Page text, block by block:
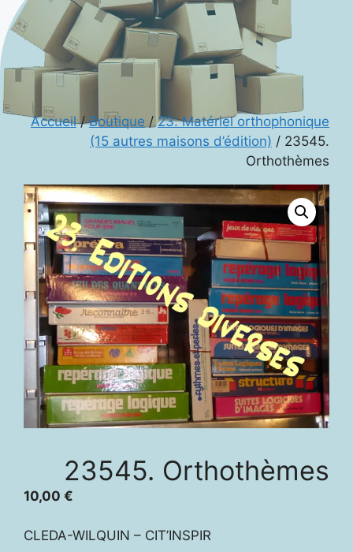
Accueil/Boutique /23. Matériel orthophonique
(15 autres maisons d’édition) / 23545.
Orthothèmes
23545. Orthothèmes
10,00 €
CLEDA-WILQUIN – CIT’INSPIR